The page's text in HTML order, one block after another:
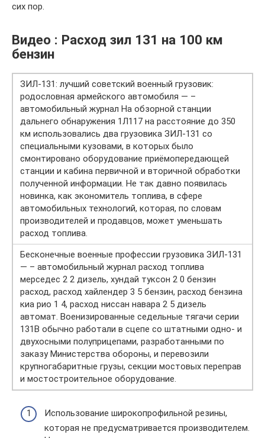
сих пор.
Видео : Расход зил 131 на 100 км
бензин
ЗИЛ-131: лучший советский военный грузовик:
родословная армейского автомобиля — –
автомобильный журнал На обзорной станции
дальнего обнаружения 1Л117 на расстояние до 350
км использовались два грузовика ЗИЛ-131 со
специальными кузовами, в которых было
смонтировано оборудование приёмопередающей
станции и кабина первичной и вторичной обработки
полученной информации. Не так давно появилась
новинка, как экономитель топлива, в сфере
автомобильных технологий, которая, по словам
производителей и продавцов, может уменьшать
расход топлива.
Бесконечные военные профессии грузовика ЗИЛ-131
— – автомобильный журнал расход топлива
мерседес 2 2 дизель, хундай туксон 2 0 бензин
расход, расход хайлендер 3 5 бензин, расход бензина
киа рио 1 4, расход ниссан навара 2 5 дизель
автомат. Военизированные седельные тягачи серии
131В обычно работали в сцепе со штатными одно- и
двухосными полуприцепами, разработанными по
заказу Министерства обороны, и перевозили
крупногабаритные грузы, секции мостовых переправ
и мостостроительное оборудование.
Использование широкопрофильной резины,
которая не предусматривается производителем.